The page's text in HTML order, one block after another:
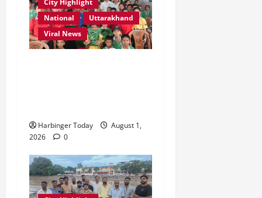
City Highlight
National
Uttarakhand
Viral News
Harbinger Today
August 1,
2026
0